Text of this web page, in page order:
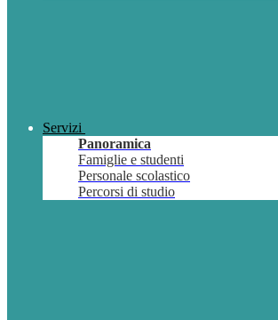
Servizi
Panoramica
Famiglie e studenti
Personale scolastico
Percorsi di studio